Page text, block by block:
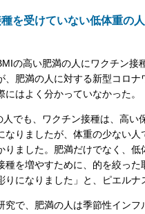
種を受けていない低体重の
の高い肥満の人にワクチン接
、肥満の人に対する新型コロナ
にはよく分かっていなかった。
でも、ワクチン接種は、高い
なりましたが、体重の少ない人
りました。肥満だけでなく、低
種を増やすために、的を絞った
りになりました」と、ピエルナ
で、肥満の人は季節性インフ